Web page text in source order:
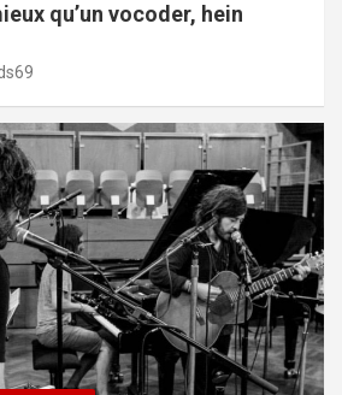
qu’un vocoder, hein